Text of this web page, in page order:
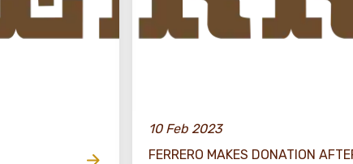
10 Feb 2023
FERRERO MAKES DONATION